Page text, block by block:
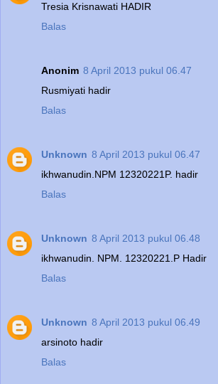
Tresia Krisnawati HADIR
Balas
Anonim 8 April 2013 pukul 06.47
Rusmiyati hadir
Balas
Unknown 8 April 2013 pukul 06.47
ikhwanudin.NPM 12320221P. hadir
Balas
Unknown 8 April 2013 pukul 06.48
ikhwanudin. NPM. 12320221.P Hadir
Balas
Unknown 8 April 2013 pukul 06.49
arsinoto hadir
Balas